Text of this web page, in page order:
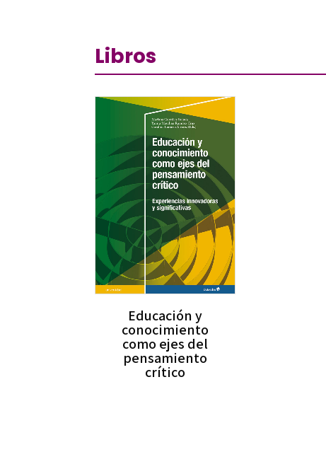
Libros
Educación y
conocimiento
como ejes del
pensamiento
crítico